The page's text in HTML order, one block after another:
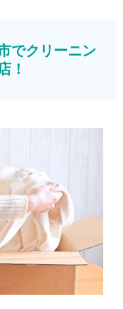
でクリーニン
！